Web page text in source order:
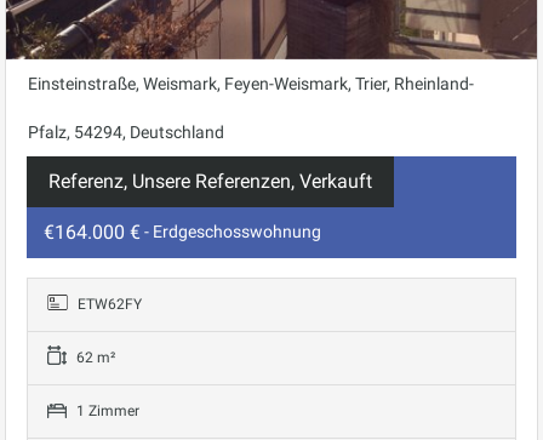
Einsteinstraße, Weismark, Feyen-Weismark, Trier, Rheinland-
Pfalz, 54294, Deutschland
Referenz, Unsere Referenzen, Verkauft
€164.000 €- Erdgeschosswohnung
ETW62FY
62 m²
1 Zimmer